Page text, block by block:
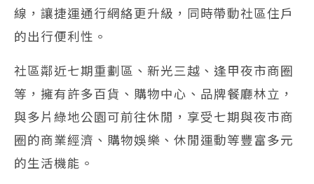
線，讓捷運通行網絡更升級，同時帶動社區住戶
的出行便利性。
社區鄰近七期重劃區、新光三越、逢甲夜市商圈
等，擁有許多百貨、購物中心、品牌餐廳林立，
與多片綠地公園可前往休閒，享受七期與夜市商
圈的商業經濟、購物娛樂、休閒運動等豐富多元
的生活機能。